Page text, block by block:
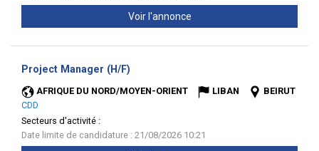
Voir l'annonce
Project Manager (H/F)
AFRIQUE DU NORD/MOYEN-ORIENT LIBAN
BEIRUT
CDD
Secteurs d'activité :
Date limite de candidature : 21/08/2026 10:21